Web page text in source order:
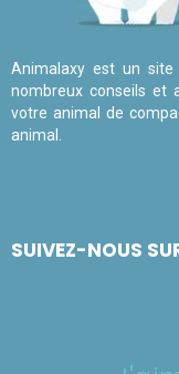
Animalaxy est un
nombreux conseils et
votre animal de
animal.
SUIVEZ-NOUS